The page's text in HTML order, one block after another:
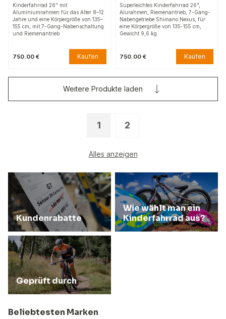
Kinderfahrrad 26" mit
Aluminiumrahmen für das Alter 8–12
Jahre und eine Körpergröße von 135–
155 cm, mit 7-Gang-Nabenschaltung
und Riemenantrieb.
750.00 € Kaufen
Superleichtes Kinderfahrrad 26",
Alurahmen, Riemenantrieb, 7-Gang-
Nabengetriebe Shimano Nexus, für
eine Körpergröße von 135-155 cm,
Gewicht 9,6 kg.
750.00 € Kaufen
1 2
Alles anzeigen
Weitere Produkte laden
Kundenrabatte
Wie wählt man ein
Kinderfahrrad aus?
Geprüft durch
Beliebtesten Marken